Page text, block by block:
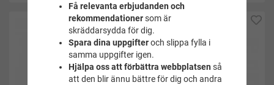
Få relevanta erbjudanden och
rekommendationersom är
skräddarsydda för dig.
Spara dina uppgifteroch slippa fylla i
samma uppgifter igen.
Hjälpa oss att förbättra webbplatsen så
att den blir ännu bättre för dig och andra